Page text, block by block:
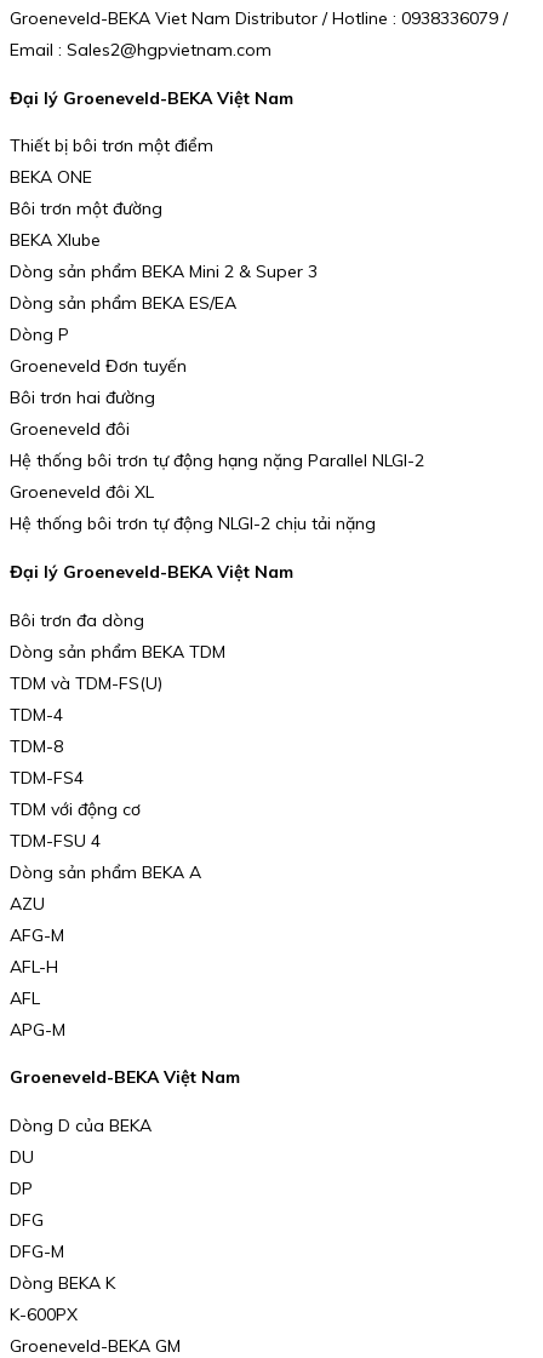
Groeneveld-BEKA Viet Nam Distributor / Hotline : 0938336079 /
Email : Sales2@hgpvietnam.com
Đại lý Groeneveld-BEKA Việt Nam
Thiết bị bôi trơn một điểm
BEKA ONE
Bôi trơn một đường
BEKA Xlube
Dòng sản phẩm BEKA Mini 2 & Super 3
Dòng sản phẩm BEKA ES/EA
Dòng P
Groeneveld Đơn tuyến
Bôi trơn hai đường
Groeneveld đôi
Hệ thống bôi trơn tự động hạng nặng Parallel NLGI-2
Groeneveld đôi XL
Hệ thống bôi trơn tự động NLGI-2 chịu tải nặng
Đại lý Groeneveld-BEKA Việt Nam
Bôi trơn đa dòng
Dòng sản phẩm BEKA TDM
TDM và TDM-FS(U)
TDM-4
TDM-8
TDM-FS4
TDM với động cơ
TDM-FSU 4
Dòng sản phẩm BEKA A
AZU
AFG-M
AFL-H
AFL
APG-M
Groeneveld-BEKA Việt Nam
Dòng D của BEKA
DU
DP
DFG
DFG-M
Dòng BEKA K
K-600PX
Groeneveld-BEKA GM